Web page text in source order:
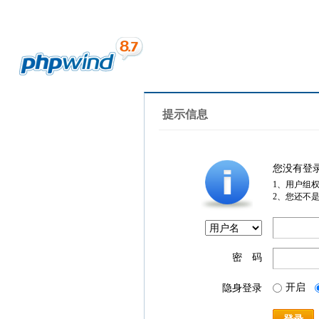
提示信息
您没有登
1、用户组
2、您还不
密 码
隐身登录 开启